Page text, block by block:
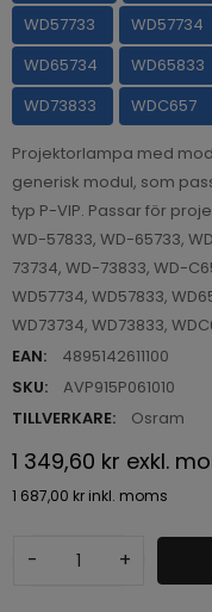
WD57733
WD57734
WD65734
WD65833
WD73833
WDC657
Projektorlampa med
generisk modul, som
typ P-VIP. Passar för
WD-57833, WD-65733,
73734, WD-73833, WD-
WD57734, WD57833,
WD73734, WD73833,
EAN:
4895142611100
SKU:
AVP915P061010
TILLVERKARE:
Osram
1 349,60 kr exkl.
1 687,00 kr inkl. moms
- +